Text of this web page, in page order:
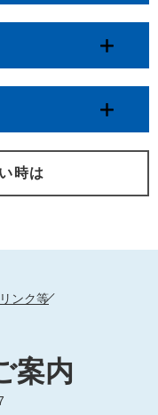
時は
ンク等
案内